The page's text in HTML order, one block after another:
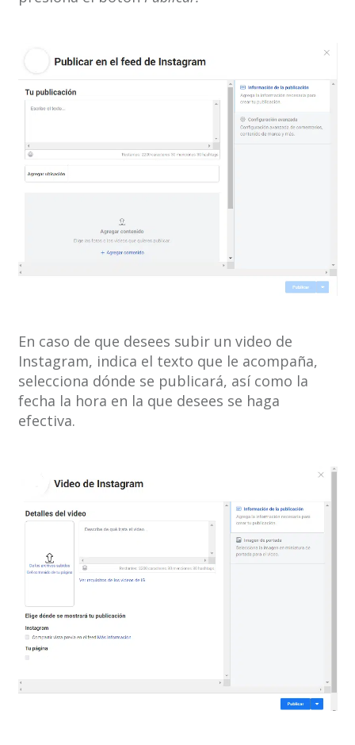
En caso de que desees subir un video de
Instagram, indica el texto que le acompaña,
selecciona dónde se publicará, así como la
fecha la hora en la que desees se haga
efectiva.